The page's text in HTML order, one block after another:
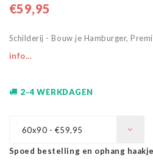
€59,95
Schilderij - Bouw je Hamburger,
info...
2-4 WERKDAGEN
60x90 - €59,95
Spoed bestelling en ophang